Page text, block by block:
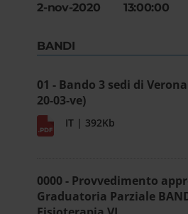
2-nov-2020 13:00:00
BANDI
01 - Bando 3 sedi di
20-03-ve)
IT | 392Kb
0000 - Provvedimento
Graduatoria Parziale